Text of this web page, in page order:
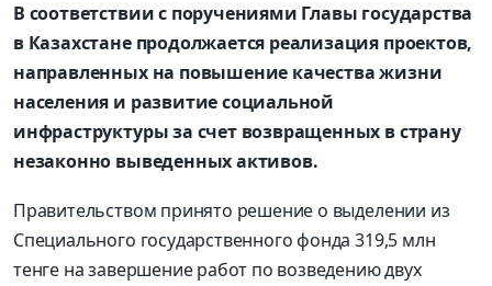
В соответствии с поручениями Главы государства
в Казахстане продолжается реализация проектов,
направленных на повышение качества жизни
населения и развитие социальной
инфраструктуры за счет возвращенных в страну
незаконно выведенных активов.
Правительством принято решение о выделении из
Специального государственного фонда 319,5 млн
тенге на завершение работ по возведению двух